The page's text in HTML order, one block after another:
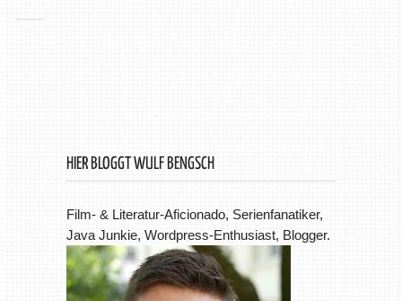
HIER BLOGGT WULF BENGSCH
Film- & Literatur-Aficionado, Serienfanatiker,
Java Junkie, Wordpress-Enthusiast, Blogger.